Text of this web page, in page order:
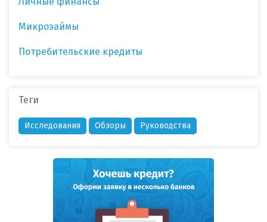
Микрозаймы
Потребительские кредиты
Теги
Исследования Обзоры Руководства